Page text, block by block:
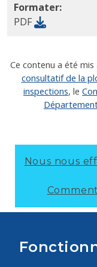
Formater:
PDF
Ce contenu a été
consultatif de la
inspections, le
Nous nous